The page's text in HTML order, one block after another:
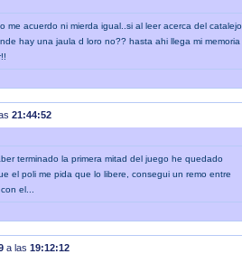
acuerdo ni mierda igual..si al leer acerca del catalejo
hay una jaula d loro no?? hasta ahi llega mi memoria
21:44:52
terminado la primera mitad del juego he quedado
el poli me pida que lo libere, consegui un remo entre
el...
a las 19:12:12